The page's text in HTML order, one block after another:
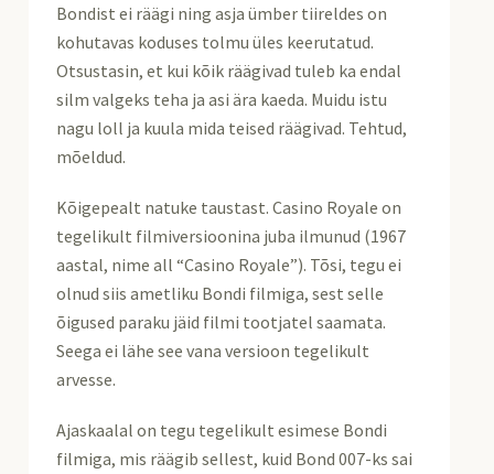
Bondist ei räägi ning asja ümber tiireldes on
kohutavas koduses tolmu üles keerutatud.
Otsustasin, et kui kõik räägivad tuleb ka endal
silm valgeks teha ja asi ära kaeda. Muidu istu
nagu loll ja kuula mida teised räägivad. Tehtud,
mõeldud.
Kõigepealt natuke taustast. Casino Royale on
tegelikult filmiversioonina juba ilmunud (1967
aastal, nime all “Casino Royale”). Tõsi, tegu ei
olnud siis ametliku Bondi filmiga, sest selle
õigused paraku jäid filmi tootjatel saamata.
Seega ei lähe see vana versioon tegelikult
arvesse.
Ajaskaalal on tegu tegelikult esimese Bondi
filmiga, mis räägib sellest, kuid Bond 007-ks sai